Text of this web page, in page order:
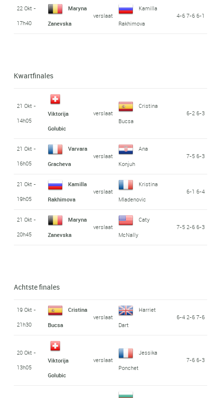
22 Okt -
17h40
Maryna
Zanevska
verslaat
Kamilla
Rakhimova
4-6 7-6 6-1
Kwartfinales
21 Okt -
14h05
Viktorija
Golubic
verslaat
Cristina
Bucsa
6-2 6-3
21 Okt -
16h05
Varvara
Gracheva
verslaat
Ana
Konjuh
7-5 6-3
21 Okt -
19h05
Kamilla
Rakhimova
verslaat
Kristina
Mladenovic
6-1 6-4
21 Okt -
20h45
Maryna
Zanevska
verslaat
Caty
McNally
7-5 2-6 6-3
Achtste finales
19 Okt -
21h30
Cristina
Bucsa
verslaat
Harriet
Dart
6-4 2-6 7-6
20 Okt -
13h05
Viktorija
Golubic
verslaat
Jessika
Ponchet
7-6 6-3